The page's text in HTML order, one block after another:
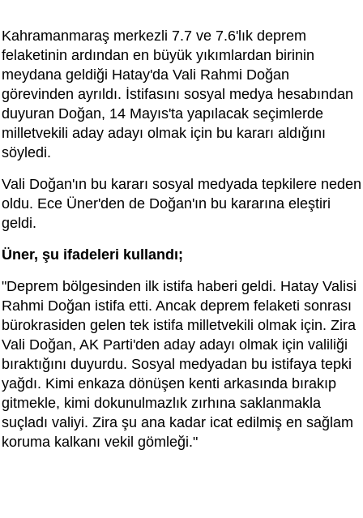
Kahramanmaraş merkezli 7.7 ve 7.6'lık deprem
felaketinin ardından en büyük yıkımlardan birinin
meydana geldiği Hatay'da Vali Rahmi Doğan
görevinden ayrıldı. İstifasını sosyal medya hesabından
duyuran Doğan, 14 Mayıs'ta yapılacak seçimlerde
milletvekili aday adayı olmak için bu kararı aldığını
söyledi.
Vali Doğan'ın bu kararı sosyal medyada tepkilere neden
oldu. Ece Üner'den de Doğan'ın bu kararına eleştiri
geldi.
Üner, şu ifadeleri kullandı;
"Deprem bölgesinden ilk istifa haberi geldi. Hatay Valisi
Rahmi Doğan istifa etti. Ancak deprem felaketi sonrası
bürokrasiden gelen tek istifa milletvekili olmak için. Zira
Vali Doğan, AK Parti'den aday adayı olmak için valiliği
bıraktığını duyurdu. Sosyal medyadan bu istifaya tepki
yağdı. Kimi enkaza dönüşen kenti arkasında bırakıp
gitmekle, kimi dokunulmazlık zırhına saklanmakla
suçladı valiyi. Zira şu ana kadar icat edilmiş en sağlam
koruma kalkanı vekil gömleği."